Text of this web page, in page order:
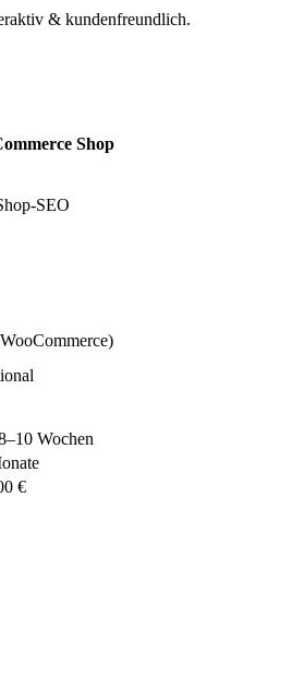
& kundenfreundlich.
Shop
SEO
Wochen
€